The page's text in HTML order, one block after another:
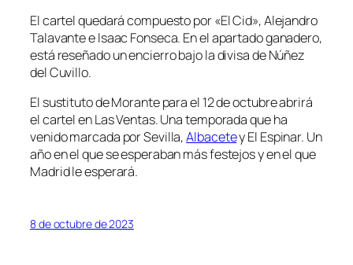
El cartel quedará compuesto por «El Cid», Alejandro
Talavante e Isaac Fonseca. En el apartado ganadero,
está reseñado un encierro bajo la divisa de Núñez
del Cuvillo.
El sustituto de Morante para el 12 de octubre abrirá
el cartel en Las Ventas. Una temporada que ha
venido marcada por Sevilla,Albacetey El Espinar. Un
año en el que se esperaban más festejos y en el que
Madrid le esperará.
8 de octubre de 2023